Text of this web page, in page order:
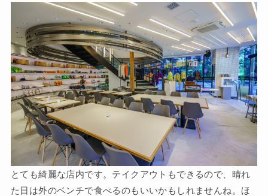
とても綺麗な店内です。テイクアウトもできるので、晴れ
た日は外のベンチで食べるのもいいかもしれませんね。ほ